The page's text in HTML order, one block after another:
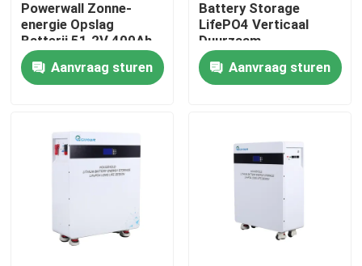
Contacteer ons
Verzoek om een Citaat
Draagbare Power Station-batterij
Batterijvoeding voor motorfietsen
Powerwall Zonne-
energie Opslag
Batterij 51.2V 400Ah
Aanvraag sturen
Battery Storage
LifePO4 Verticaal
Duurzaam
Aanvraag sturen